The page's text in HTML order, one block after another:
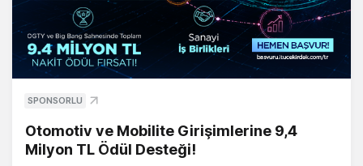
SPONSORLU
Otomotiv ve Mobilite Girişimlerine 9,4
Milyon TL Ödül Desteği!